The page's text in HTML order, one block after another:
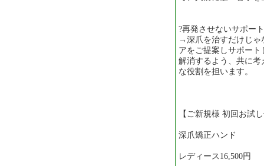
?再発させないサポー
→深爪を治すだけじゃ
アをご提案しサポー
解消するよう、共に
な役割を担います。
【ご新規様 初回お試
深爪矯正ハンド
レディース16,500円